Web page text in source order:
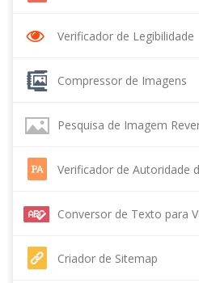
Verificador de Legibilidade
Compressor de Imagens
Pesquisa de Imagem
Verificador de Autoridade
Conversor de Texto para
Criador de Sitemap